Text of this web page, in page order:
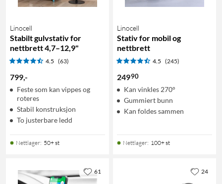
Linocell
Stabilt gulvstativ for
nettbrett 4,7–12,9"
4.5 (63)
799,-
Feste som kan vippes og
roteres
Stabil konstruksjon
To justerbare ledd
Nettlager: 50+ st
Linocell
Stativ for mobil og
nettbrett
4.5 (245)
24990
Kan vinkles 270°
Gummiert bunn
Kan foldes sammen
Nettlager: 100+ st
61 24